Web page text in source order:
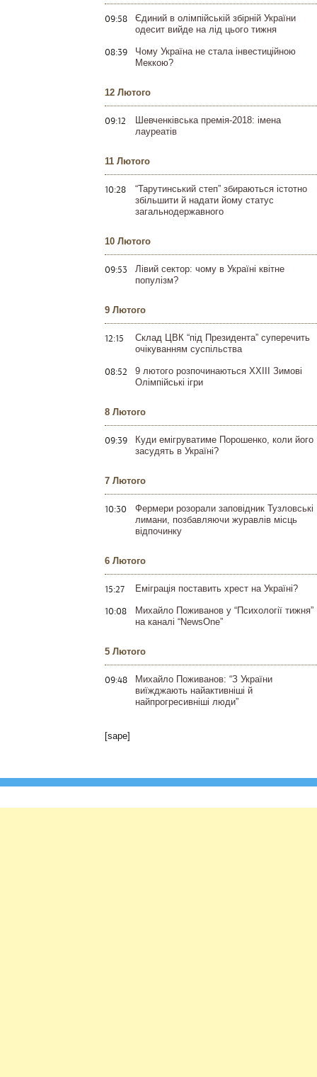
09:58
Єдиний в олімпійській збірній України
одесит вийде на лід цього тижня
08:39
Чому Україна не стала інвестиційною
Меккою?
12 Лютого
09:12
Шевченківська премія-2018: імена
лауреатів
11 Лютого
10:28
“Тарутинський степ” збираються істотно
збільшити й надати йому статус
загальнодержавного
10 Лютого
09:53
Лівий сектор: чому в Україні квітне
популізм?
9 Лютого
12:15
Склад ЦВК “під Президента” суперечить
очікуванням суспільства
08:52
9 лютого розпочинаються XXIII Зимові
Олімпійські ігри
8 Лютого
09:39
Куди емігруватиме Порошенко, коли його
засудять в Україні?
7 Лютого
10:30
Фермери розорали заповідник Тузловські
лимани, позбавляючи журавлів місць
відпочинку
6 Лютого
15:27 Еміграція поставить хрест на Україні?
10:08
Михайло Поживанов у “Психології тижня”
на каналі “NewsOne”
5 Лютого
09:48
Михайло Поживанов: “З України
виїжджають найактивніші й
найпрогресивніші люди”
[sape]